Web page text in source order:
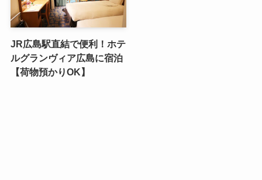
JR広島駅直結で便利！ホテ
ルグランヴィア広島に宿泊
【荷物預かりOK】